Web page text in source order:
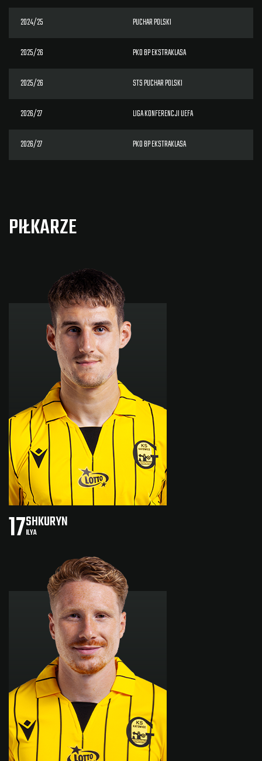
2024/25 PUCHAR POLSKI
2025/26 PKO BP EKSTRAKLASA
2025/26 STS PUCHAR POLSKI
2026/27 LIGA KONFERENCJI UEFA
2026/27 PKO BP EKSTRAKLASA
PIŁKARZE
17SHKURYN
ILYA